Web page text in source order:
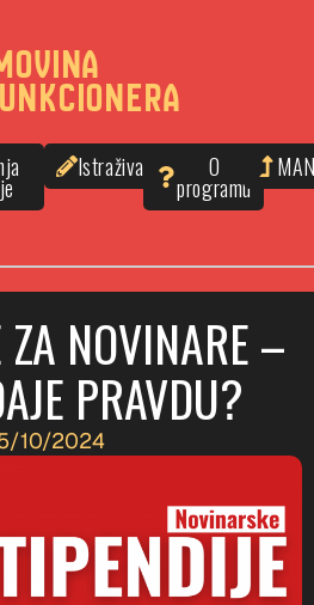
Istraživanja O
programu
ZA NOVINARE –
PRAVDU?
10/2024